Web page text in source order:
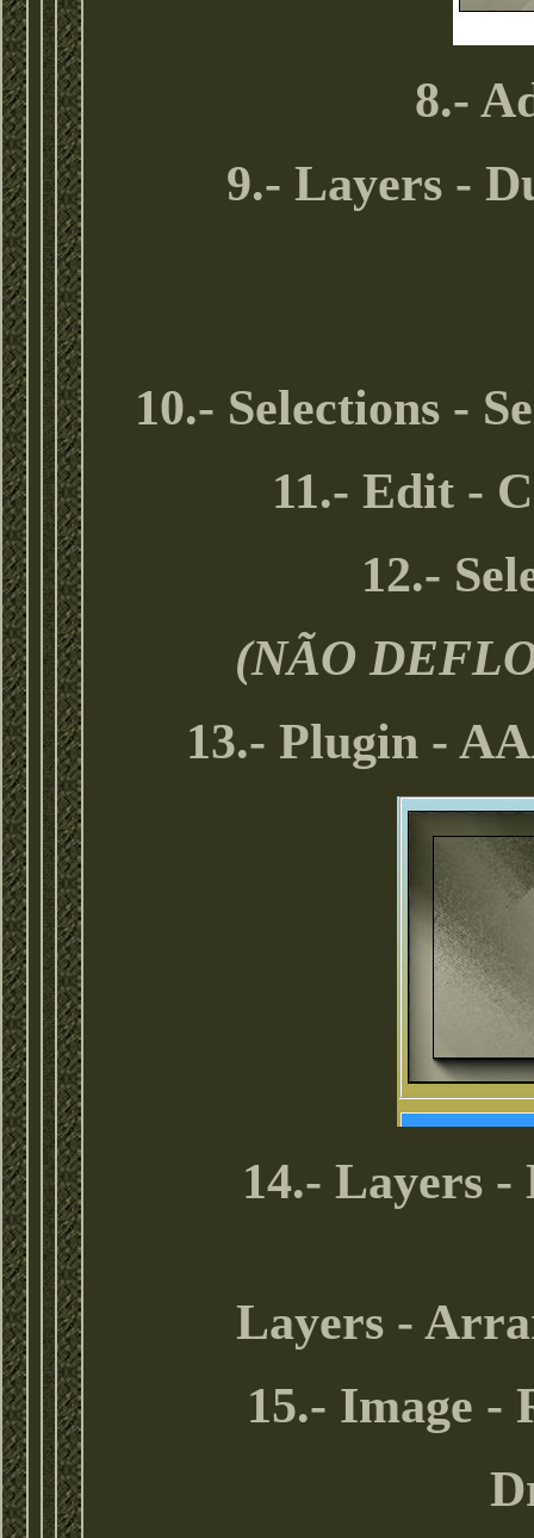
8.-
9.- Layers -
10.- Selections -
11.- Edit -
12.-
(NÃO
13.- Plugin -
14.- Layers
Layers -
15.- Image -